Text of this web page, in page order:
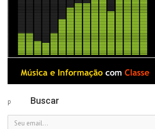
p Buscar